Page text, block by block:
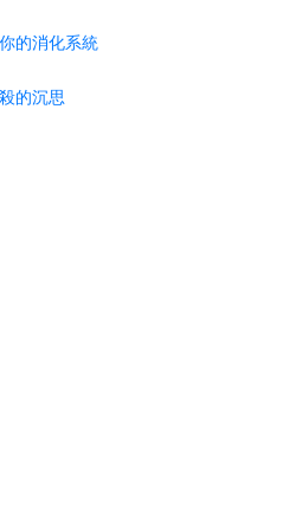
的消化系統
的沉思